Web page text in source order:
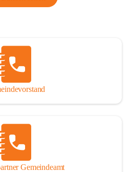
Gemeindeamt